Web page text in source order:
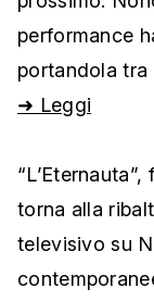
performance
portandola
➜ Leggi
torna alla
televisivo su